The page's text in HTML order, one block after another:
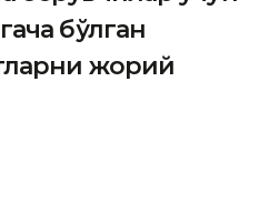
бўлган
жорий